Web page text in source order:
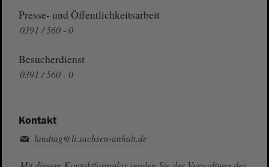
Presse- und Öffentlichkeitsarbeit
0391 / 560 - 0
Besucherdienst
0391 / 560 - 0
Kontakt
landtag@lt.sachsen-anhalt.de